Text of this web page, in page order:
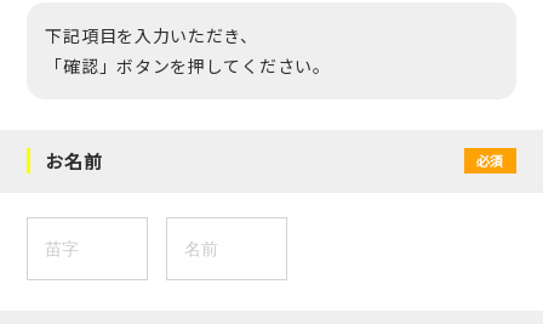
下記項目を入力いただき、
「確認」ボタンを押してください。
お名前 必須